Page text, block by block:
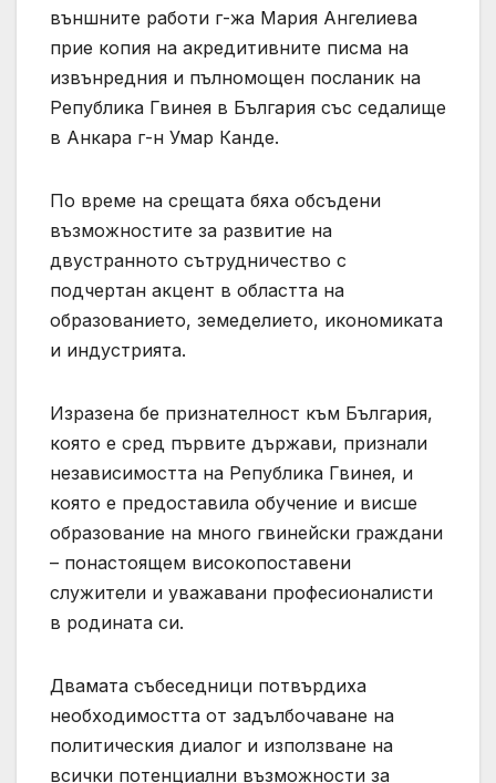
външните работи г-жа Мария Ангелиева
прие копия на акредитивните писма на
извънредния и пълномощен посланик на
Република Гвинея в България със седалище
в Анкара г-н Умар Канде.
По време на срещата бяха обсъдени
възможностите за развитие на
двустранното сътрудничество с
подчертан акцент в областта на
образованието, земеделието, икономиката
и индустрията.
Изразена бе признателност към България,
която е сред първите държави, признали
независимостта на Република Гвинея, и
която е предоставила обучение и висше
образование на много гвинейски граждани
– понастоящем високопоставени
служители и уважавани професионалисти
в родината си.
Двамата събеседници потвърдиха
необходимостта от задълбочаване на
политическия диалог и използване на
всички потенциални възможности за